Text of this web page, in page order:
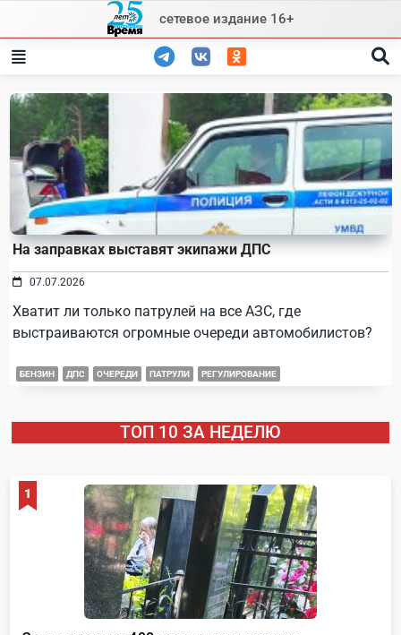
content
сетевое издание 16+
На заправках выставят экипажи ДПС
07.07.2026
Хватит ли только патрулей на все АЗС, где
выстраиваются огромные очереди автомобилистов?
БЕНЗИН ДПС ОЧЕРЕДИ ПАТРУЛИ РЕГУЛИРОВАНИЕ
ТОП 10 ЗА НЕДЕЛЮ